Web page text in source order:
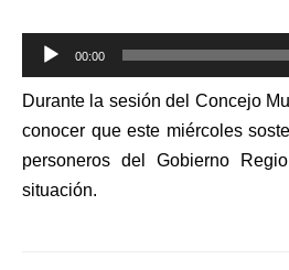
Reproductor
de
audio
00:00
Durante la sesión del Concejo
conocer que este miércoles
personeros del Gobierno
situación.